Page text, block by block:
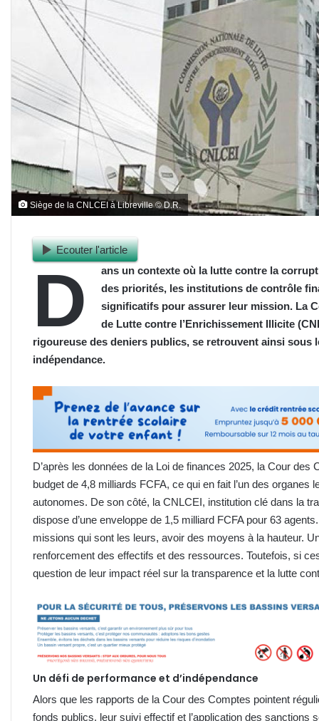
Siège de la CNLCEI à Libreville © D.R.
Ecouter l'article
D
ans un contexte où la lutte contre la
des priorités, les institutions de contrôle
significatifs pour assurer leur mission. La
de Lutte contre l’Enrichissement Illicite
rigoureuse des deniers publics, se retrouvent ainsi sous
indépendance.
D’après les données de la Loi de finances 2025, la Cour
budget de 4,8 milliards FCFA, ce qui en fait l’un des organes
autonomes. De son côté, la CNLCEI, institution clé dans la
dispose d’une enveloppe de 1,5 milliard FCFA pour 63
missions qui sont les leurs, avoir des moyens à la hauteur.
renforcement des effectifs et des ressources. Toutefois, si
question de leur impact réel sur la transparence et la lutte
Un défi de performance et d’indépendance
Alors que les rapports de la Cour des Comptes pointent
fonds publics, leur suivi effectif et l’application des sanctions